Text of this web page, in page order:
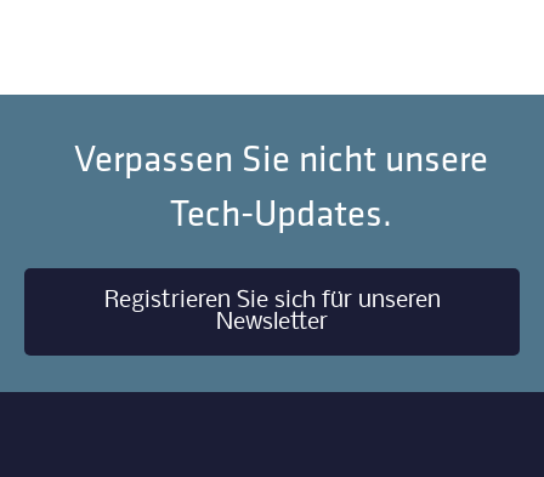
Verpassen Sie nicht unsere
Tech-Updates.
Registrieren Sie sich für unseren
Newsletter